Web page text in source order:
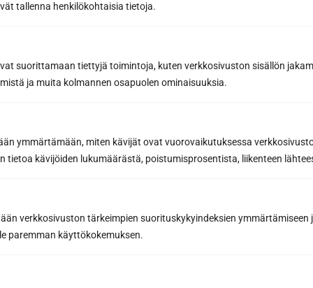
tallenna henkilökohtaisia tietoja.
suorittamaan tiettyjä toimintoja, kuten verkkosivuston sisällön
ja muita kolmannen osapuolen ominaisuuksia.
ymmärtämään, miten kävijät ovat vuorovaikutuksessa
tietoa kävijöiden lukumäärästä, poistumisprosentista, liikenteen
verkkosivuston tärkeimpien suorituskykyindeksien ymmärtämiseen
paremman käyttökokemuksen.